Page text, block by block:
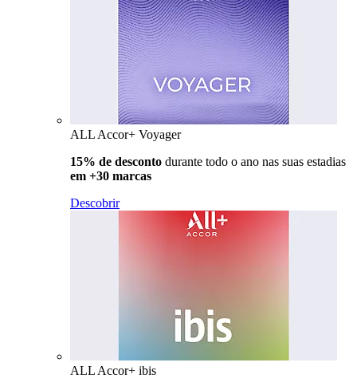
ALL Accor+ Voyager
15% de desconto durante todo o ano nas suas estadias
em +30 marcas
Descobrir
ALL Accor+ ibis